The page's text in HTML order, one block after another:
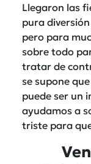
Llegaron las
pura
pero para
sobre todo
tratar de
se supone
puede ser un
ayudamos a
triste para